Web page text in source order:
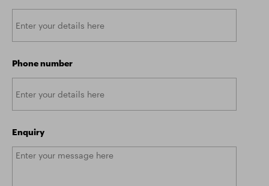
Phone number
Enquiry